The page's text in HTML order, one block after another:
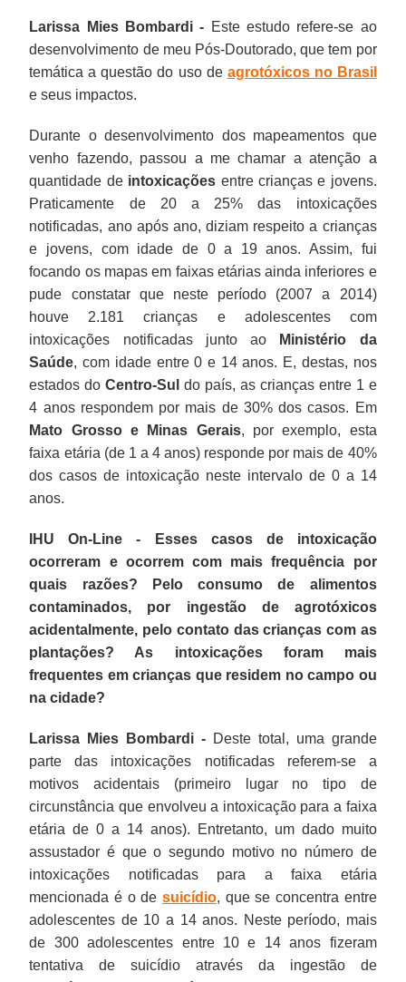
Larissa Mies Bombardi - Este estudo refere-se ao
desenvolvimento de meu Pós-Doutorado, que tem por
temática a questão do uso de agrotóxicos no Brasil
e seus impactos.
Durante o desenvolvimento dos mapeamentos que
venho fazendo, passou a me chamar a atenção a
quantidade deintoxicações entre crianças e jovens.
Praticamente de 20 a 25% das intoxicações
notificadas, ano após ano, diziam respeito a crianças
e jovens, com idade de 0 a 19 anos. Assim, fui
focando os mapas em faixas etárias ainda inferiores e
pude constatar que neste período (2007 a 2014)
houve 2.181 crianças e adolescentes com
intoxicações notificadas junto ao Ministério da
Saúde, com idade entre 0 e 14 anos. E, destas, nos
estados doCentro-Sul do país, as crianças entre 1 e
4 anos respondem por mais de 30% dos casos. Em
Mato Grosso e Minas Gerais, por exemplo, esta
faixa etária (de 1 a 4 anos) responde por mais de 40%
dos casos de intoxicação neste intervalo de 0 a 14
anos.
IHU On-Line - Esses casos de intoxicação
ocorreram e ocorrem com mais frequência por
quais razões? Pelo consumo de alimentos
contaminados, por ingestão de agrotóxicos
acidentalmente, pelo contato das crianças com as
plantações? As intoxicações foram mais
frequentes em crianças que residem no campo ou
na cidade?
Larissa Mies Bombardi - Deste total, uma grande
parte das intoxicações notificadas referem-se a
motivos acidentais (primeiro lugar no tipo de
circunstância que envolveu a intoxicação para a faixa
etária de 0 a 14 anos). Entretanto, um dado muito
assustador é que o segundo motivo no número de
intoxicações notificadas para a faixa etária
mencionada é o de suicídio, que se concentra entre
adolescentes de 10 a 14 anos. Neste período, mais
de 300 adolescentes entre 10 e 14 anos fizeram
tentativa de suicídio através da ingestão de